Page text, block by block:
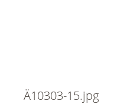
Ä10303-15.jpg